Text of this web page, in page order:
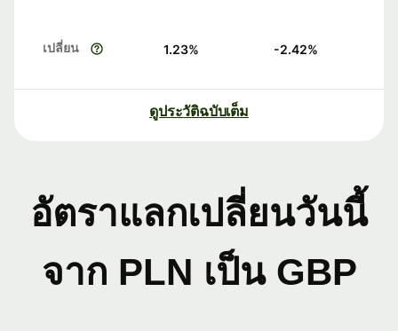
เปลี่ยน 1.23% -2.42%
ดูประวัติฉบับเต็ม
อัตราแลกเปลี่ยนวันนี้
จาก PLN เป็น GBP